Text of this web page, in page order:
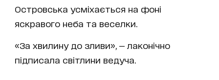
Островська усміхається на фоні
яскравого неба та веселки.
«За хвилину до зливи», — лаконічно
підписала світлини ведуча.